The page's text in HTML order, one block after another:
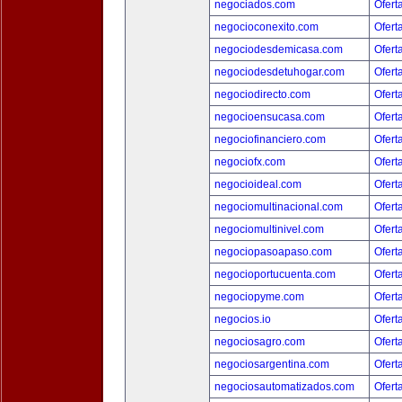
negociados.com
negocioconexito.com
negociodesdemicasa.com
negociodesdetuhogar.com
negociodirecto.com
negocioensucasa.com
negociofinanciero.com
negociofx.com
negocioideal.com
negociomultinacional.com
negociomultinivel.com
negociopasoapaso.com
negocioportucuenta.com
negociopyme.com
negocios.io
negociosagro.com
negociosargentina.com
negociosautomatizados.com